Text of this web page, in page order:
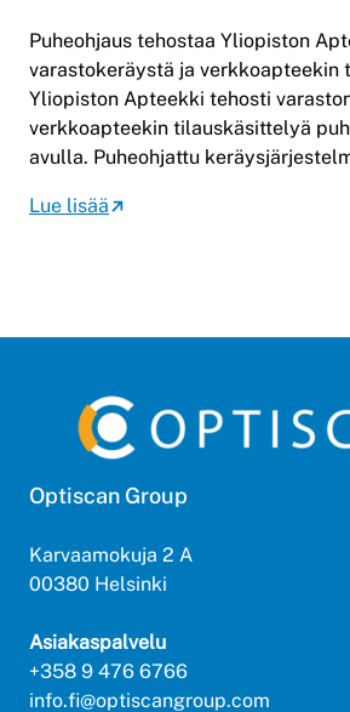
Puheohjaus tehostaa Yliopiston
varastokeräystä ja verkkoapteekin
Yliopiston Apteekki tehosti
verkkoapteekin tilauskäsittelyä
avulla. Puheohjattu
Lue lisää
Optiscan Group
Karvaamokuja 2 A
00380 Helsinki
Asiakaspalvelu
+358 9 476 6766
info.fi@optiscangroup.com